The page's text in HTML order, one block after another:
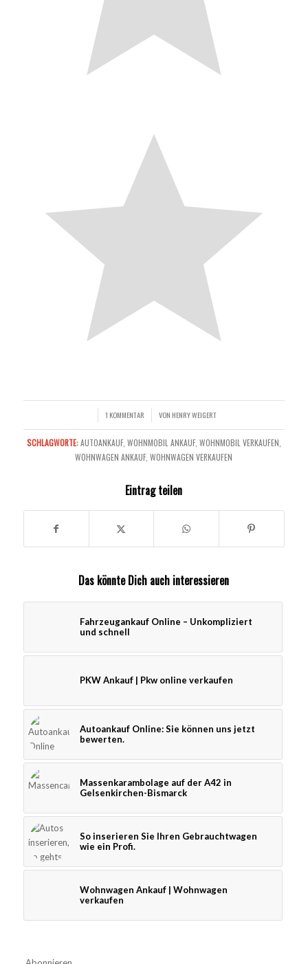
1 KOMMENTAR
/ VON HENRY WEIGERT
SCHLAGWORTE:AUTOANKAUF, WOHNMOBIL ANKAUF, WOHNMOBIL VERKAUFEN
WOHNWAGEN ANKAUF,WOHNWAGEN VERKAUFEN
Eintrag teilen
Das könnte Dich auch interessieren
Fahrzeugankauf Online – Unkompliziert
und schnell
PKW Ankauf | Pkw online verkaufen
Autoankauf Online: Sie können uns jetzt
bewerten.
Massenkarambolage auf der A42 in
Gelsenkirchen-Bismarck
So inserieren Sie Ihren Gebrauchtwagen
wie ein Profi.
Wohnwagen Ankauf | Wohnwagen
verkaufen